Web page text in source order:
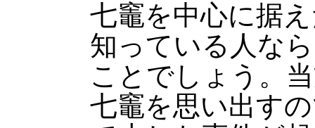
七竈を中心に据
知っている人な
ことでしょう。
七竈を思い出す